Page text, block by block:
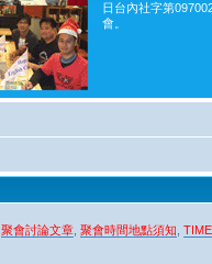
日台內社字第
會。
聚會討論文章 聚會時間地點須知